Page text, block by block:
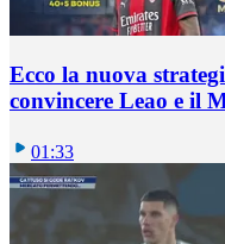
Ecco la nuova
convincere Leao e il
01:33